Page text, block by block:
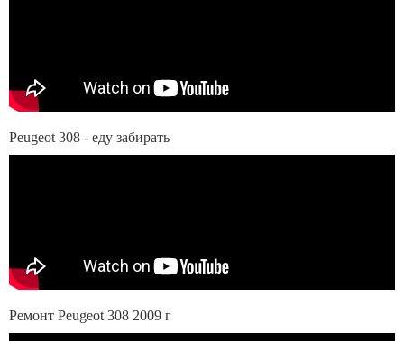
Peugeot 308 - еду забирать
Ремонт Peugeot 308 2009 г